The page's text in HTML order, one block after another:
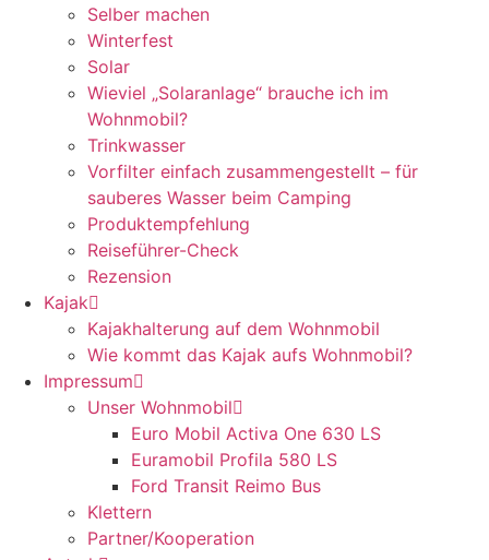
Selber machen
Winterfest
Solar
Wieviel „Solaranlage“ brauche ich im
Wohnmobil?
Trinkwasser
Vorfilter einfach zusammengestellt – für
sauberes Wasser beim Camping
Produktempfehlung
Reiseführer-Check
Rezension
Kajak
Kajakhalterung auf dem Wohnmobil
Wie kommt das Kajak aufs Wohnmobil?
Impressum
Unser Wohnmobil
Euro Mobil Activa One 630 LS
Euramobil Profila 580 LS
Ford Transit Reimo Bus
Klettern
Partner/Kooperation